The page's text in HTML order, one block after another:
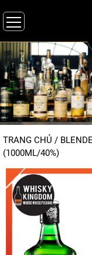
TRANG CHỦ /
(1000ML/40%)